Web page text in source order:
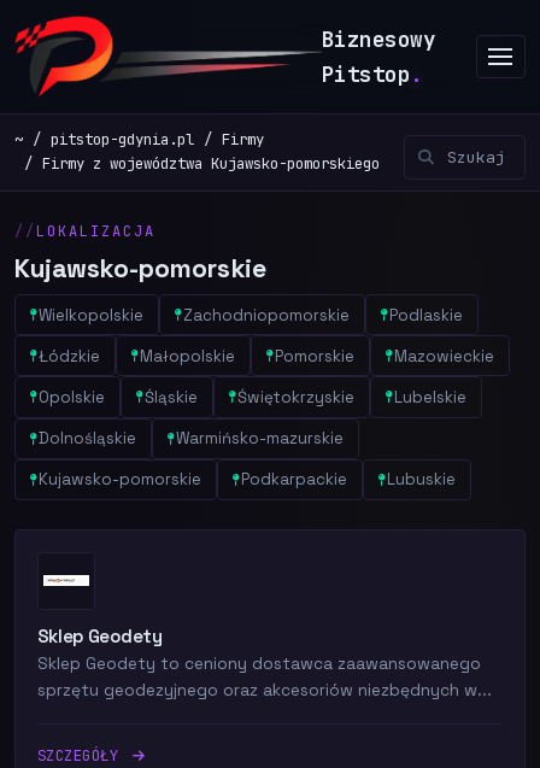
Biznesowy
Pitstop .
~ pitstop-gdynia.pl
Firmy
Firmy z województwa Kujawsko-pomorskiego
LOKALIZACJA
Kujawsko-pomorskie
Wielkopolskie Zachodniopomorskie Podlaskie
Łódzkie Małopolskie Pomorskie Mazowieckie
Opolskie Śląskie Świętokrzyskie Lubelskie
Dolnośląskie Warmińsko-mazurskie
Kujawsko-pomorskie Podkarpackie Lubuskie
Sklep Geodety
Sklep Geodety to ceniony dostawca zaawansowanego
sprzętu geodezyjnego oraz akcesoriów niezbędnych w...
SZCZEGÓŁY